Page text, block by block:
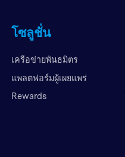
โซลูชั่น
เครือข่ายพันธมิตร
แพลตฟอร์มผู้เผยแพร่
Rewards